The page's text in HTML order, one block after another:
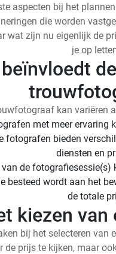
aspecten bij het
die worden
wat zijn nu eigenlijk de
je op
kan variëren
met meer ervaring
fotografen bieden
diensten en
van de fotografiesessie(s)
besteed wordt aan het
de totale
kiezen
bij het selecteren
de prijs te kijken, maar